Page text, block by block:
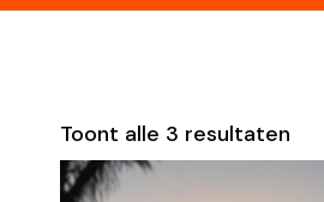
Toont alle 3 resultaten